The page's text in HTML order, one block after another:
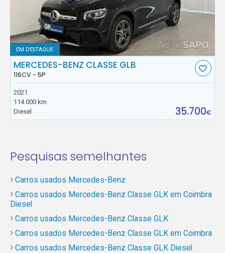
EM DESTAQUE
MERCEDES-BENZ CLASSE GLB
116CV - 5P
2021
114.000 km
Diesel
35.700€
Pesquisas semelhantes
Carros usados Mercedes-Benz
Carros usados Mercedes-Benz Classe GLK em Coimbra
Diesel
Carros usados Mercedes-Benz Classe GLK
Carros usados Mercedes-Benz Classe GLK em Coimbra
Carros usados Mercedes-Benz Classe GLK Diesel